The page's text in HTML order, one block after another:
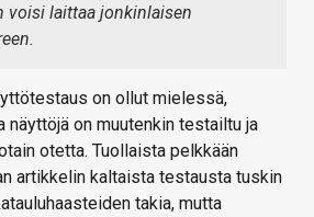
voisi laittaa jonkinlaisen
on ollut mielessä,
näyttöjä on muutenkin testailtu ja
otetta. Tuollaista pelkkään
artikkelin kaltaista testausta tuskin
takia, mutta